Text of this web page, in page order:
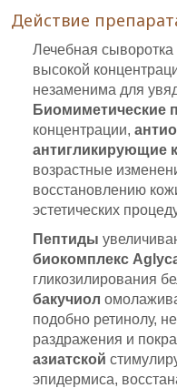
Действие
Лечебная сыворотка
высокой
незаменима для
Биомиметические
концентрации,
антигликирующие
возрастные
восстановлению
эстетических
Пептиды
биокомплекс
гликозилирования
бакучиол
подобно ретинолу,
раздражения и
азиатской
эпидермиса,